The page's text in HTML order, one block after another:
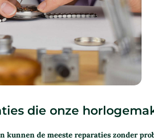
die onze
kunnen de meeste reparaties zonder